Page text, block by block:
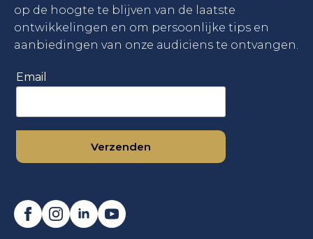
op de hoogte te blijven van de laatste
ontwikkelingen en om persoonlijke tips en
aanbiedingen van onze audiciens te ontvangen.
Email